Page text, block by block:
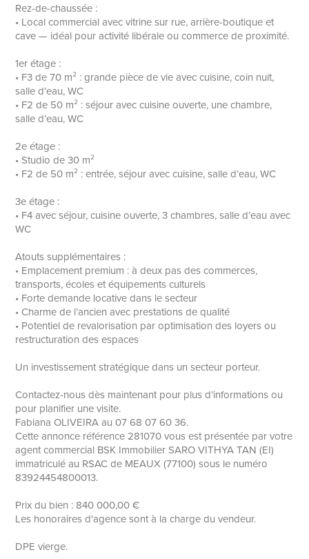
Rez-de-chaussée :
• Local commercial avec vitrine sur rue, arrière-boutique et
cave — idéal pour activité libérale ou commerce de proximité.
1er étage :
• F3 de 70 m² : grande pièce de vie avec cuisine, coin nuit,
salle d’eau, WC
• F2 de 50 m² : séjour avec cuisine ouverte, une chambre,
salle d’eau, WC
2e étage :
• Studio de 30 m²
• F2 de 50 m² : entrée, séjour avec cuisine, salle d’eau, WC
3e étage :
• F4 avec séjour, cuisine ouverte, 3 chambres, salle d’eau avec
WC
Atouts supplémentaires :
• Emplacement premium : à deux pas des commerces,
transports, écoles et équipements culturels
• Forte demande locative dans le secteur
• Charme de l’ancien avec prestations de qualité
• Potentiel de revalorisation par optimisation des loyers ou
restructuration des espaces
Un investissement stratégique dans un secteur porteur.
Contactez-nous dès maintenant pour plus d’informations ou
pour planifier une visite.
Fabiana OLIVEIRA au 07 68 07 60 36.
Cette annonce référence 281070 vous est présentée par votre
agent commercial BSK Immobilier SARO VITHYA TAN (EI)
immatriculé au RSAC de MEAUX (77100) sous le numéro
83924454800013.
Prix du bien : 840 000,00 €
Les honoraires d'agence sont à la charge du vendeur.
DPE vierge.